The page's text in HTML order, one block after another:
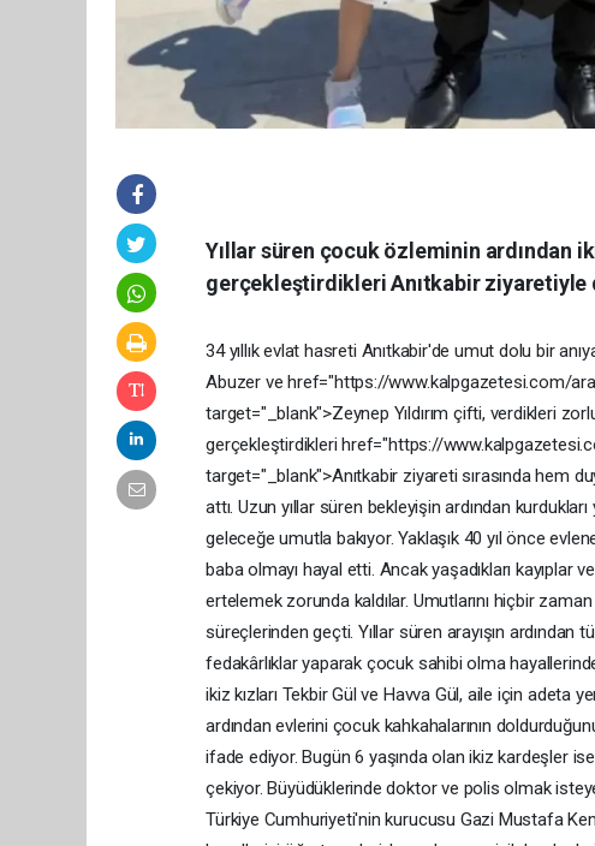
Yıllar süren çocuk özleminin ardından
gerçekleştirdikleri Anıtkabir ziyaretiyle
34yıllıkevlathasreti Anıtkabir'deumutdolubir
Abuzer vehref="https://www.kalpgazetesi.com/
target="_blank">Zeynep Yıldırım çifti, verdikleri
gerçekleştirdiklerihref="https://
target="_blank">Anıtkabir ziyaretisırasındahem
attı. Uzun yıllar süren bekleyişinardından kurdukları
geleceğeumutlabakıyor.Yaklaşık 40yılönce
babaolmayı hayal etti. Ancakyaşadıklarıkayıplarve
ertelemek zorunda kaldılar. Umutlarını hiçbir
süreçlerindengeçti.Yıllar süren arayışın ardından
fedakârlıklaryaparak çocuk sahibiolma
ikizkızları TekbirGülve Havva Gül, aile için adeta
ardındanevlerini çocuk kahkahalarının
ifade ediyor.Bugün6 yaşındaolanikizkardeşler ise
çekiyor.Büyüdüklerindedoktorve polisolmak
Türkiye Cumhuriyeti'ninkurucusu Gazi Mustafa